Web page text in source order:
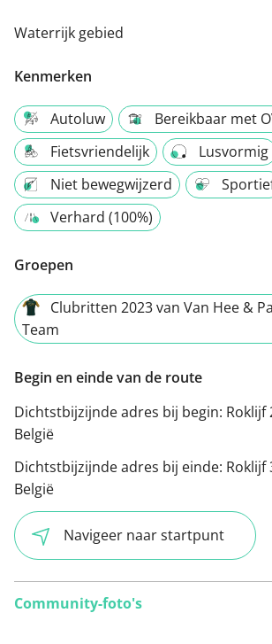
Waterrijk gebied
Kenmerken
Autoluw
Bereikbaar met
Fietsvriendelijk
Lusvormig
Niet bewegwijzerd
Verhard (100%)
Groepen
Clubritten 2023 van Van Hee &
Team
Begin en einde van de route
Dichtstbijzijnde adres bij begin: Roklijf
België
Dichtstbijzijnde adres bij einde: Roklijf
België
Navigeer naar startpunt
Community-foto's